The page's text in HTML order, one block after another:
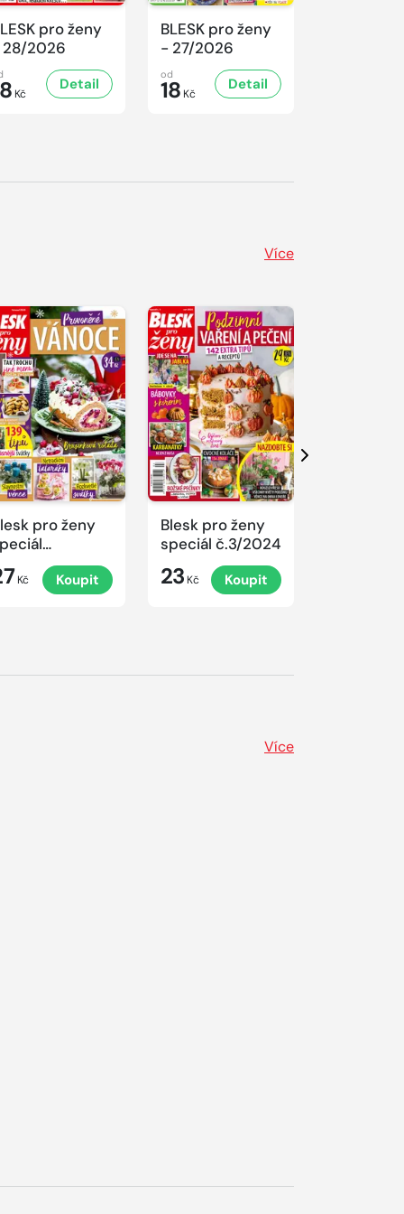
pro ženy
2026
Kč
Detail
BLESK pro ženy
- 27/2026
od
18 Kč
Detail
Více
pro ženy
č.4/2024
Kč Koupit
Blesk pro ženy
speciál č.3/2024
23 Kč Koupit
Další
Více